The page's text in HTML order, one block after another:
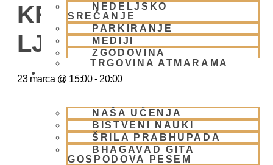
NEDELJSKO
SREČANJE
PARKIRANJE
MEDIJI
ZGODOVINA
TRGOVINA ATMARAMA
BHAKTI JOGA
NAŠA UČENJA
BISTVENI NAUKI
ŠRILA PRABHUPADA
BHAGAVAD GITA
GOSPODOVA PESEM
KRIŠNA
LJUBLJANA
23 marca @ 15:00 - 20:00